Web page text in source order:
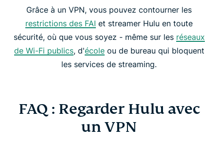
Grâce à un VPN, vous pouvez contourner les
restrictions des FAI et streamer Hulu en toute
sécurité, où que vous soyez - même sur les réseaux
de Wi-Fi publics, d'écoleou de bureau qui bloquent
les services de streaming.
FAQ : Regarder Hulu avec
un VPN